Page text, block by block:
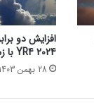
افزایش دو
2024 YR4 با زمین در سال 2032
28 بهمن 1403